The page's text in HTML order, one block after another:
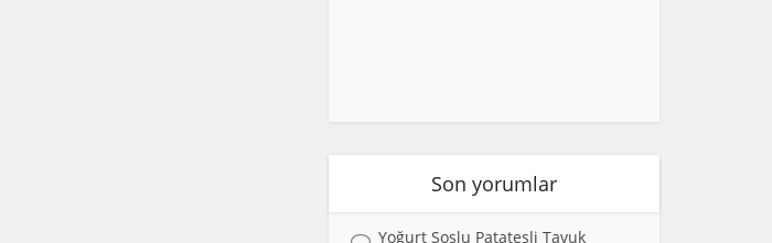
Son yorumlar
Yoğurt Soslu Patatesli Tavuk